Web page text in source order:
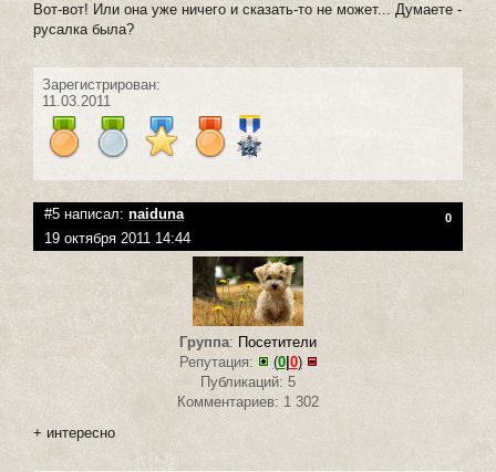
Вот-вот! Или она уже ничего и сказать-то не может... Думаете -
русалка была?
Зарегистрирован:
11.03.2011
#5 написал: naiduna 0
19 октября 2011 14:44
Группа: Посетители
Репутация:
(0| 0)
Публикаций: 5
Комментариев: 1 302
+ интересно